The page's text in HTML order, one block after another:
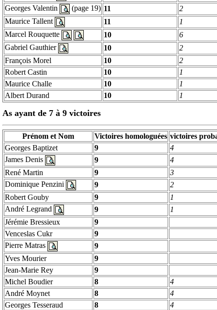
Georges Valentin
(page 19) 11
2
Maurice Tallent 11
1
Marcel Rouquette
10
6
Gabriel Gauthier
10
2
François Morel
10
2
Robert Castin 10
1
Maurice Challe
10
1
Albert Durand
10 1
As ayant de 7 à 9 victoires
Prénom et Nom Victoires homologuées victoires
Georges Baptizet 9
4
James Denis
9
4
René Martin
9
3
Dominique Penzini 9
2
Robert Gouby 9
1
André Legrand
9
1
Jérémie Bressieux
9
Venceslas Cukr
9
Pierre Matras
9
Yves Mourier
9
Jean-Marie Rey
9
Michel Boudier 8
4
André Moynet 8
4
Georges Tesseraud 8
4